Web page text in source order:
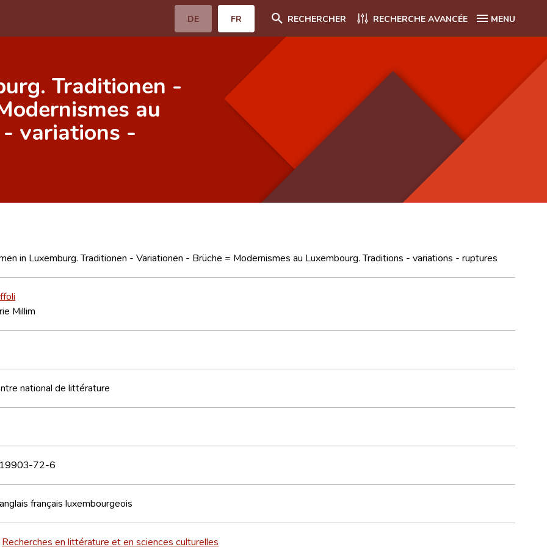
DE FR RECHERCHER RECHERCHE AVANCÉE MENU
Traditionen -
au
variations -
in Luxemburg. Traditionen - Variationen - Brüche = Modernismes au Luxembourg. Traditions - variations - ruptures
Millim
national de littérature
72-6
anglais français luxembourgeois
Recherches en littérature et en sciences culturelles